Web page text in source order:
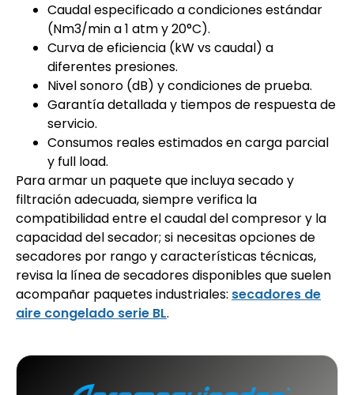
Caudal especificado a condiciones estándar
(Nm3/min a 1 atm y 20°C).
Curva de eficiencia (kW vs caudal) a
diferentes presiones.
Nivel sonoro (dB) y condiciones de prueba.
Garantía detallada y tiempos de respuesta de
servicio.
Consumos reales estimados en carga parcial
y full load.
Para armar un paquete que incluya secado y
filtración adecuada, siempre verifica la
compatibilidad entre el caudal del compresor y la
capacidad del secador; si necesitas opciones de
secadores por rango y características técnicas,
revisa la línea de secadores disponibles que suelen
acompañar paquetes industriales: secadores de
aire congelado serie BL.